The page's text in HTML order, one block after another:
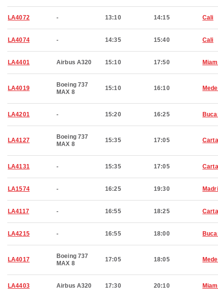
LA4072 - 13:10 14:15 Cali
LA4074 - 14:35 15:40 Cali
LA4401 Airbus A320 15:10 17:50
LA4019
Boeing 737
MAX 8
15:10 16:10
LA4201 - 15:20 16:25
LA4127
Boeing 737
MAX 8
15:35 17:05
LA4131 - 15:35 17:05
LA1574 - 16:25 19:30
LA4117 - 16:55 18:25
LA4215 - 16:55 18:00
LA4017
Boeing 737
MAX 8
17:05 18:05
LA4403 Airbus A320 17:30 20:10